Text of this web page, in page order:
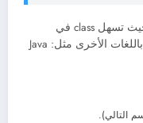
وهى متوفرة منذ ES6 حيث تسهل class في
JavaScript كتابة الكود بأسلوب OOP شبيه باللغات الأخرى مثل: Java
التالي).